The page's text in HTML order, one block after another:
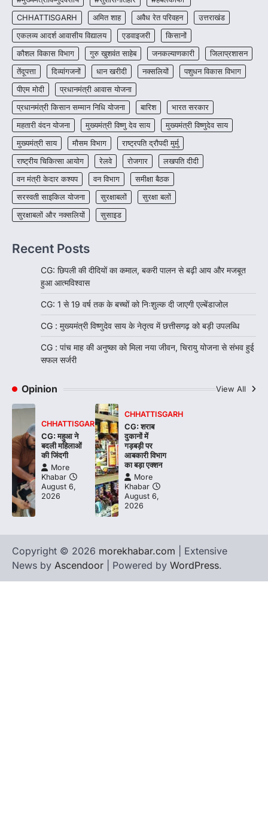
4
CHHATTISGARH
CG : पांच माह की अनुष्का को मिला नया
जीवन, चिरायु योजना से संभव हुई सफल सर्जरी
More Khabar August 7, 2026
रायपुर। राष्ट्रीय बाल स्वास्थ्य कार्यक्रम (चिरायु) के तहत
जशपुर जिले की 5 माह की मासूम…
CHHATTISGARH
अमित शाह अवैध रेत परिवहन
उत्तराखंड
एकलव्य आदर्श आवासीय विद्यालय
एडवाइजरी
किसानों
कौशल विकास विभाग
गुरु खुशवंत साहेब जनकल्याणकारी
जिलाप्रशासन
तेंदूपत्ता
दिव्यांगजनों धान खरीदी नक्सलियों
पशुधन विकास विभाग
पीएम मोदी
प्रधानमंत्री आवास योजना
प्रधानमंत्री किसान सम्मान निधि योजना
बारिश
भारत सरकार
महतारी वंदन योजना
मुख्यमंत्री विष्णु देव साय
मुख्यमंत्री विष्णुदेव साय
मुख्यमंत्री साय
मौसम विभाग
राष्ट्रपति द्रौपदी मुर्मु
राष्ट्रीय चिकित्सा आयोग
रेलवे रोजगार
लखपति दीदी
वन मंत्री केदार कश्यप
वन विभाग
समीक्षा बैठक
सरस्वती साइकिल योजना
सुरक्षाबलों
सुरक्षा बलों
सुरक्षाबलों और नक्सलियों
सुसाइड
Recent Posts
CG: छिपली की दीदियों का कमाल, बकरी पालन से बढ़ी आय और मजबूत
हुआ आत्मविश्वास
CG: 1 से 19 वर्ष तक के बच्चों को निःशुल्क दी जाएगी एल्बेंडाजोल
CG : मुख्यमंत्री विष्णुदेव साय के नेतृत्व में छत्तीसगढ़ को बड़ी उपलब्धि
CG : पांच माह की अनुष्का को मिला नया जीवन, चिरायु योजना से संभव हुई
सफल सर्जरी
Opinion View All
CHHATTISGARH
CG: महुआ ने
बदली महिलाओं
की जिंदगी
More
Khabar
August 6,
2026
CHHATTISGARH
CG: शराब
दुकानों में
गड़बड़ी पर
आबकारी विभाग
का बड़ा एक्शन
More
Khabar
August 6,
2026
Copyright © 2026 morekhabar.com | Extensive
News by Ascendoor | Powered by WordPress.